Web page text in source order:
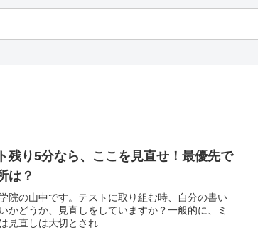
残り5分なら、ここを見直せ！最優先で
は？
院の山中です。テストに取り組む時、自分の書い
かどうか、見直しをしていますか？一般的に、ミ
見直しは大切とされ...